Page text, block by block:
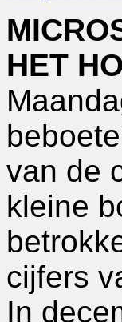
HET
van de
kleine
cijfers
In